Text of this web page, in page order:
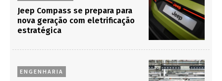
Jeep Compass se prepara para
nova geração com eletrificação
estratégica
ENGENHARIA